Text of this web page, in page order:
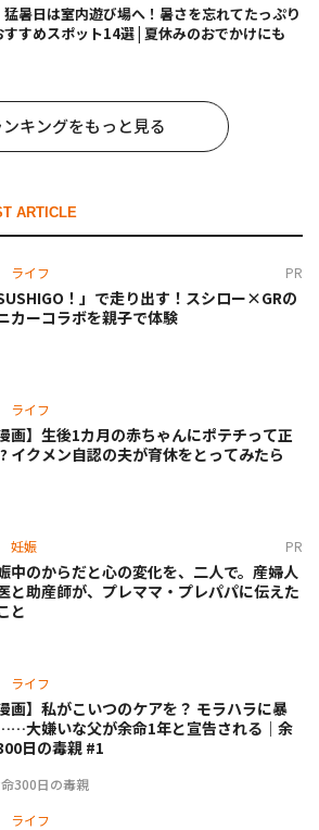
猛暑日は室内遊び場へ！暑さを忘れてたっぷり
すめスポット14選 | 夏休みのおでかけにも
ンキングをもっと見る
ARTICLE
ライフ PR
SUSHIGO！」で走り出す！スシロー×GRの
カーコラボを親子で体験
ライフ
漫画】生後1カ月の赤ちゃんにポテチって正
イクメン自認の夫が育休をとってみたら
妊娠 PR
中のからだと心の変化を、二人で。産婦人
と助産師が、プレママ・プレパパに伝えた
と
ライフ
300日の毒親
漫画】私がこいつのケアを？ モラハラに暴
大嫌いな父が余命1年と宣告される｜余
日の毒親 #1
ライフ